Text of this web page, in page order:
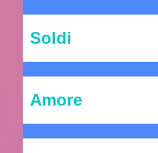
Soldi
Amore